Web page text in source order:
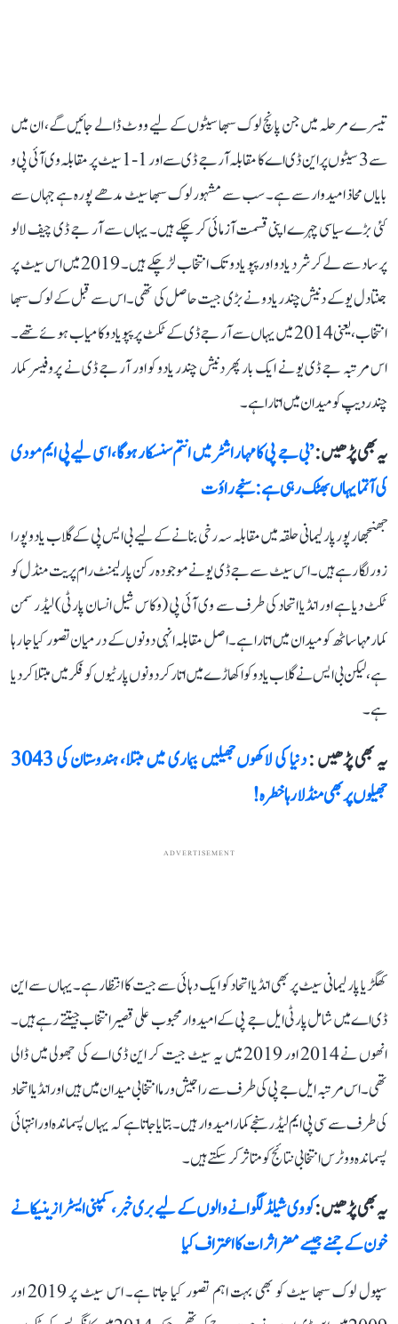
تیسرے مرحلہ میں جن پانچ لوک سبھا سیٹوں کے لیے ووٹ ڈالے جائیں گے، ان میں
سے 3 سیٹوں پر این ڈی اے کا مقابلہ آر جے ڈی سے اور 1-1 سیٹ پر مقابلہ وی آئی پی و
بایاں محاذ امیدوار سے ہے۔ سب سے مشہور لوک سبھا سیٹ مدھے پورہ ہے جہاں سے
کئی بڑے سیاسی چہرے اپنی قسمت آزمائی کر چکے ہیں۔ یہاں سے آر جے ڈی چیف لالو
پرساد سے لے کر شرد یادو اور پپو یادو تک انتخاب لڑ چکے ہیں۔ 2019 میں اس سیٹ پر
جنتا دل یو کے دنیش چندر یادو نے بڑی جیت حاصل کی تھی۔ اس سے قبل کے لوک سبھا
انتخاب، یعنی 2014 میں یہاں سے آر جے ڈی کے ٹکٹ پر پپو یادو کامیاب ہوئے تھے۔
اس مرتبہ جے ڈی یو نے ایک بار پھر دنیش چندر یادو کو اور آر جے ڈی نے پروفیسر کمار
چندردیپ کو میدان میں اتارا ہے۔
یہ بھی پڑھیں :’بی جے پی کا مہاراشٹر میں انتم سنسکار ہوگا، اسی لیے پی ایم مودی
کی آتما یہاں بھٹک رہی ہے: سنجے راؤت
جھنجھارپور پارلیمانی حلقہ میں مقابلہ سہ رخی بنانے کے لیے بی ایس پی کے گلاب یادو پورا
زور لگا رہے ہیں۔ اس سیٹ سے جے ڈی یو نے موجودہ رکن پارلیمنٹ رام پریت منڈل کو
ٹکٹ دیا ہے اور انڈیا اتحاد کی طرف سے وی آئی پی (وکاس شیل انسان پارٹی) لیڈر سمن
کمار مہاساٹھ کو میدان میں اتارا ہے۔ اصل مقابلہ انہی دونوں کے درمیان تصور کیا جا رہا
ہے، لیکن بی ایس نے گلاب یادو کو اکھاڑے میں اتار کر دونوں پارٹیوں کو فکر میں مبتلا کر دیا
ہے۔
یہ بھی پڑھیں :
دنیا کی لاکھوں جھیلیں بیماری میں مبتلا، ہندوستان کی 3043
جھیلوں پر بھی منڈلا رہا خطرہ!
ADVERTISEMENT
کھگڑیا پارلیمانی سیٹ پر بھی انڈیا اتحاد کو ایک دہائی سے جیت کا انتظار ہے۔ یہاں سے این
ڈی اے میں شامل پارٹی ایل جے پی کے امیدوار محبوب علی قصیر انتخاب جیتتے رہے ہیں۔
انھوں نے 2014 اور 2019 میں یہ سیٹ جیت کر این ڈی اے کی جھولی میں ڈالی
تھی۔ اس مرتبہ ایل جے پی کی طرف سے راجیش ورما انتخابی میدان میں ہیں اور انڈیا اتحاد
کی طرف سے سی پی ایم لیڈر سنجے کمار امیدوار ہیں۔ بتایا جاتا ہے کہ یہاں پسماندہ اور انتہائی
پسماندہ ووٹرس انتخابی نتائج کو متاثر کر سکتے ہیں۔
یہ بھی پڑھیں :کووی شیلڈ لگوانے والوں کے لیے بری خبر، کمپنی ایسٹرا زینیکا نے
خون کے جمنے جیسے مضر اثرات کا اعتراف کیا
سپول لوک سبھا سیٹ کو بھی بہت اہم تصور کیا جاتا ہے۔ اس سیٹ پر 2019 اور